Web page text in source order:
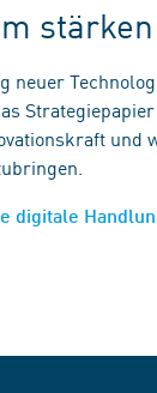
stärken
und
digitale